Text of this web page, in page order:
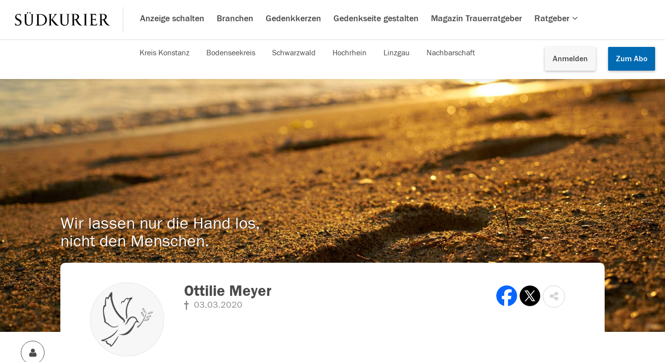
Anzeige schalten Branchen Gedenkkerzen Gedenkseite gestalten Magazin Trauerratgeber Ratgeber
Anmelden Zum Abo
Kreis Konstanz Bodenseekreis Schwarzwald Hochrhein Linzgau Nachbarschaft
Wir lassen nur die Hand los,
nicht den Menschen.
Ottilie Meyer
03.03.2020